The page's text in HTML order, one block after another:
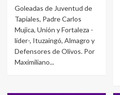
Goleadas de Juventud de
Tapiales, Padre Carlos
Mujica, Unión y Fortaleza -
líder-, Ituzaingó, Almagro y
Defensores de Olivos. Por
Maximiliano...